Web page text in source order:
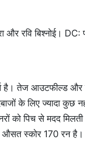
और रवि बिश्नोई। DC:
तेज आउटफील्ड और
के लिए ज्यादा कुछ
को पिच से मदद
औसत स्कोर 170 रन है।